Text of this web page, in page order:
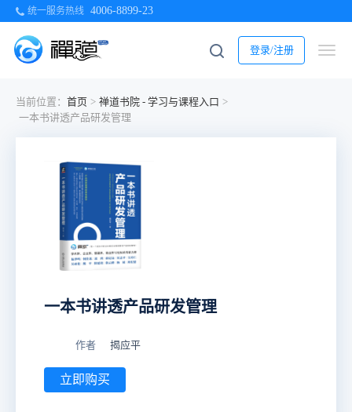
统一服务热线 4006-8899-23
登录/注册
当前位置： 首页 > 禅道书院 - 学习与课程⼊⼝ >
一本书讲透产品研发管理
一本书讲透产品研发管理
作者 揭应平
立即购买